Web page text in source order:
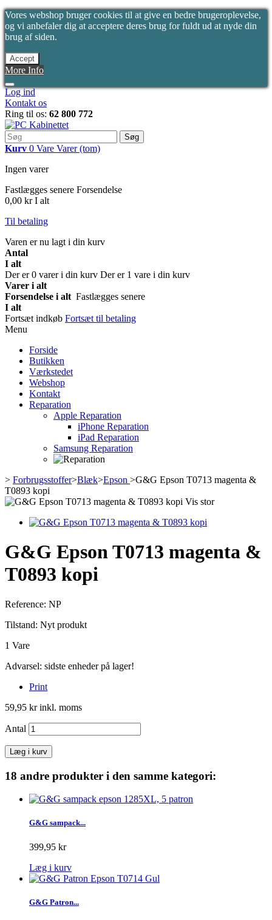
Vores webshop bruger cookies til at give en bedre brugeroplevelse,
og vi anbefaler dig at acceptere deres brug for fuldt ud at nyde din
brug af siden.
Accept
More Info
Log ind
Kontakt os
Ring til os: 62 800 772
Søg
Kurv 0 Vare Varer (tom)
Ingen varer
Fastlægges senere Forsendelse
0,00 kr I alt
Til betaling
Varen er nu lagt i din kurv
Antal
I alt
Der er0 varer i din kurv Der er 1 vare i din kurv
Varer i alt
Forsendelse i alt Fastlægges senere
I alt
Fortsæt indkøb Fortsæt til betaling
Menu
Forside
Butikken
Værkstedet
Webshop
Kontakt
Reparation
Apple Reparation
iPhone Reparation
iPad Reparation
Samsung Reparation
> Forbrugsstoffer>Blæk>Epson >G&G Epson T0713 magenta &
T0893 kopi
Vis stor
G&G Epson T0713 magenta &
T0893 kopi
Reference: NP
Tilstand: Nyt produkt
1 Vare
Advarsel: sidste enheder på lager!
Print
59,95 krinkl. moms
Antal
Læg i kurv
18 andre produkter i den samme kategori:
G&G sampack...
399,95 kr
Læg i kurv
G&G Patron...